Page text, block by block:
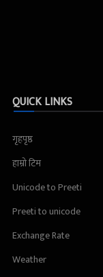
QUICK LINKS
गृहपृष्ठ
हाम्रो टिम
Unicode to Preeti
Preeti to unicode
Exchange Rate
Weather